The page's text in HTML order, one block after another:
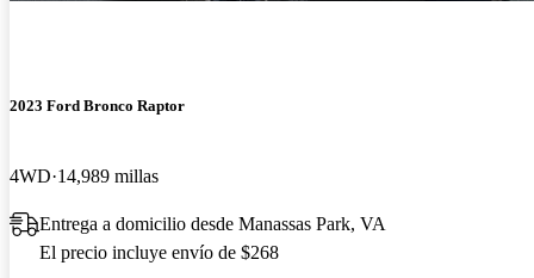
2023 Ford Bronco Raptor
4WD 14,989 millas
Entrega a domicilio desde Manassas Park, VA
El precio incluye envío de $268